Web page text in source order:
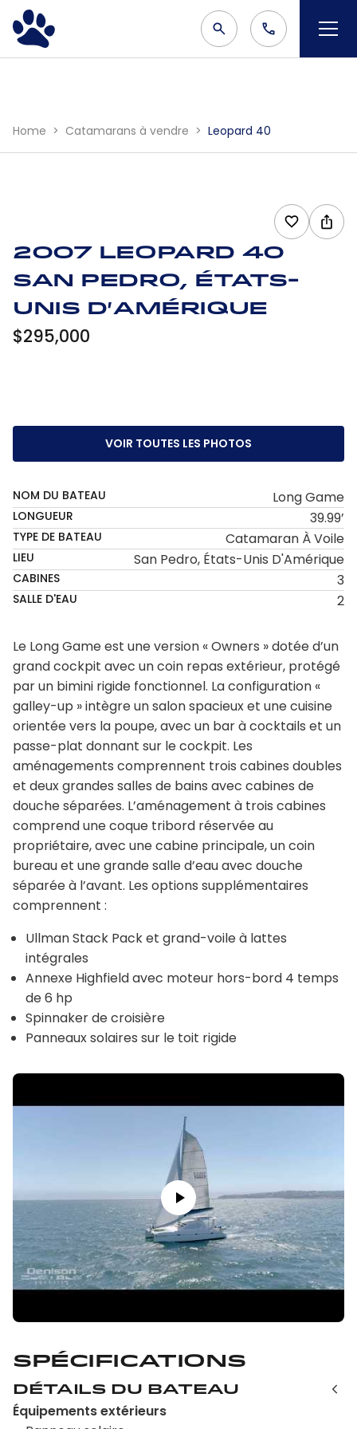
Home Catamarans à vendre Leopard 40
2007 Leopard 40
San Pedro, États-
Unis d'Amérique
$295,000
VOIR TOUTES LES PHOTOS
NOM DU BATEAU Long Game
LONGUEUR 39.99’
TYPE DE BATEAU Catamaran À Voile
LIEU San Pedro, États-Unis D'Amérique
CABINES 3
SALLE D'EAU 2
Le Long Game est une version « Owners » dotée d’un
grand cockpit avec un coin repas extérieur, protégé
par un bimini rigide fonctionnel. La configuration «
galley-up » intègre un salon spacieux et une cuisine
orientée vers la poupe, avec un bar à cocktails et un
passe-plat donnant sur le cockpit. Les
aménagements comprennent trois cabines doubles
et deux grandes salles de bains avec cabines de
douche séparées. L’aménagement à trois cabines
comprend une coque tribord réservée au
propriétaire, avec une cabine principale, un coin
bureau et une grande salle d’eau avec douche
séparée à l’avant. Les options supplémentaires
comprennent :
Ullman Stack Pack et grand-voile à lattes
intégrales
Annexe Highfield avec moteur hors-bord 4 temps
de 6 hp
Spinnaker de croisière
Panneaux solaires sur le toit rigide
Spécifications
Détails du bateau
Équipements extérieurs